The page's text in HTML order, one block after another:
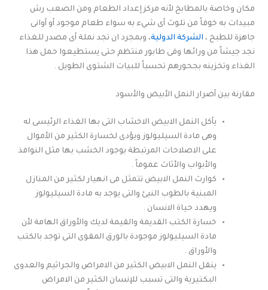
مكان وخاصة بالمطابخ لأنه مركز إعداد الطعام ومن الصعب رش
مبيدات به خوفاً من تلوث أى شيء به سواء طعام موجود أو أوانى
جاهزة للطبخ ، الشركة الدولية، وبمجرد ان تجد نملة أى مصدر للغذاء
نجد جيشاً من ورائها وفى طابور منتظم حتى يستطيعوا حمل هذا
الغذاء وتخزينه بجحورهم تحسباً للبيات الشتوى الطويل .
مقارنة بين أضرار النمل الأبيض والأسود
يأكل النمل الابيض الاخشاب التى بها الغذاء الرئيسى له
وهى مادة السيليولوز ويؤدى لخسارة الكثير من الأموال
على الاصلاحات المرتبطة بوجود الخشب بها مثل النوافذ
والأبواب والأثاث عموماً .
كوارث النمل الابيض تتمثل فى انهيار لكثير من المنازل
المبنية بالطوب النيئ والتى يوجد به مادة السيليولوز
ويهدد حياة الانسان .
خسارة الكتب القديمة والقيمة لديك والأوراق الهامة لأن
مادة السيليولوز موجودة بالورق المقوى التى توجد بالكتب
والأوراق .
ينقل النمل الابيض الكثير من الامراض والجراثيم والعدوى
البكتيرية والتى تسبب للإنسان الكثير من الامراض